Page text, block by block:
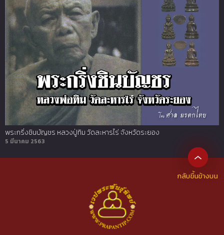
พระกริ่งชินบัญชร หลวงปู่ทิม วัดละหารไร่ จังหวัดระยอง
5 มีนาคม 2563